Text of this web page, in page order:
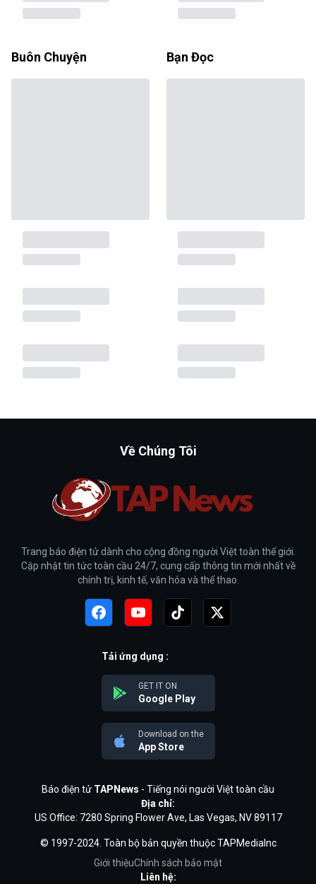
Buôn Chuyện Bạn Đọc
Về Chúng Tôi
Trang báo điện tử dành cho cộng đồng người Việt toàn thế giới.
Cập nhật tin tức toàn cầu 24/7, cung cấp thông tin mới nhất về
chính trị, kinh tế, văn hóa và thể thao.
Tải ứng dụng :
GET IT ON
Google Play
Download on the
App Store
Báo điện tử TAPNews - Tiếng nói người Việt toàn cầu
Địa chỉ:
US Office: 7280 Spring Flower Ave, Las Vegas, NV 89117
© 1997-2024. Toàn bộ bản quyền thuộc TAPMediaInc
Giới thiệuChính sách bảo mật
Liên hệ: